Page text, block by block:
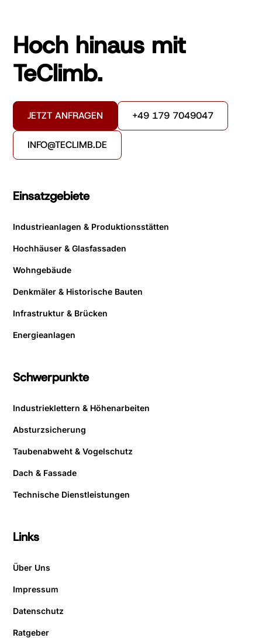
Hoch hinaus mit
TeClimb.
JETZT ANFRAGEN +49 179 7049047
INFO@TECLIMB.DE
Einsatzgebiete
Industrieanlagen & Produktionsstätten
Hochhäuser & Glasfassaden
Wohngebäude
Denkmäler & Historische Bauten
Infrastruktur & Brücken
Energieanlagen
Schwerpunkte
Industrieklettern & Höhenarbeiten
Absturzsicherung
Taubenabweht & Vogelschutz
Dach & Fassade
Technische Dienstleistungen
Links
Über Uns
Impressum
Datenschutz
Ratgeber